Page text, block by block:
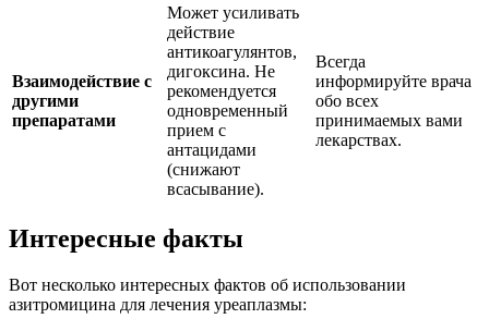
Взаимодействие с
другими
препаратами
Может усиливать
действие
антикоагулянтов,
дигоксина. Не
рекомендуется
одновременный
прием с
антацидами
(снижают
всасывание).
Всегда
информируйте врача
обо всех
принимаемых вами
лекарствах.
Интересные факты
Вот несколько интересных фактов об использовании
азитромицина для лечения уреаплазмы: